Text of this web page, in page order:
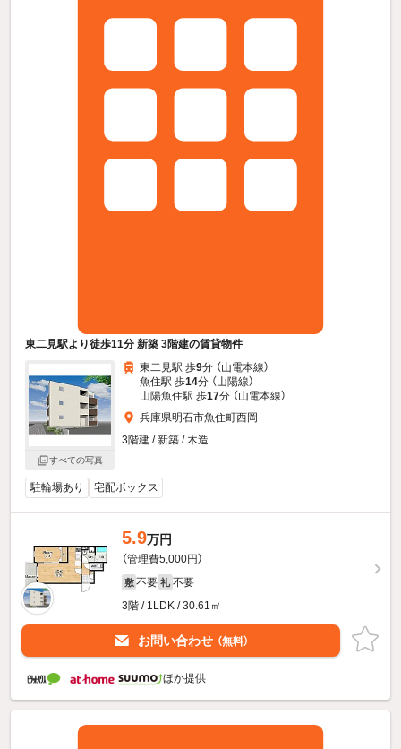
東二見駅より徒歩11分 新築 3階建の賃貸物件
すべての写真
東二見駅 歩9分 （山電本線）
魚住駅 歩14分 （山陽線）
山陽魚住駅 歩17分 （山電本線）
兵庫県明石市魚住町西岡
3階建 / 新築 / 木造
駐輪場あり 宅配ボックス
5.9万円
（管理費5,000円）
敷 不要 礼 不要
3階 / 1LDK / 30.61㎡
お問い合わせ （無料）
ほか提供